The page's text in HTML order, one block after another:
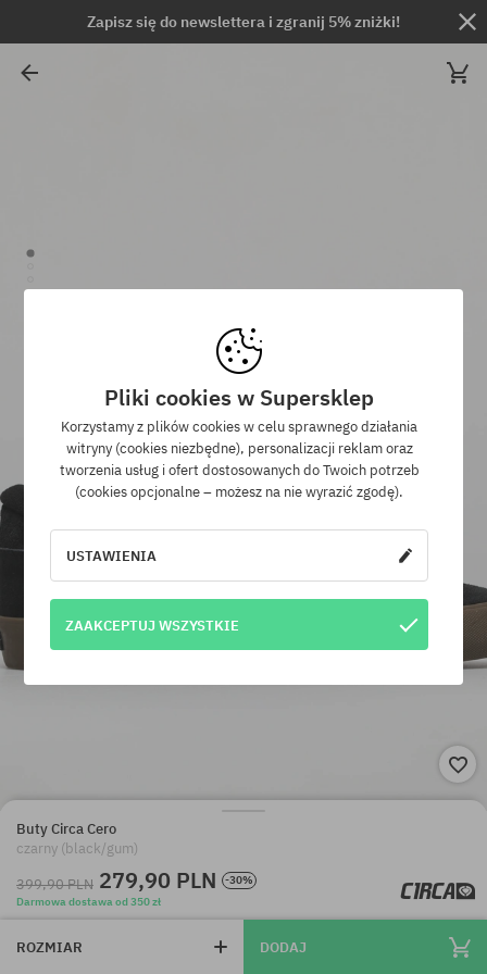
Zapisz się do newslettera i zgranij 5% zniżki!
Buty Circa Cero
czarny (black/gum)
399,90 PLN 279,90 PLN
-30%
Darmowa dostawa od 350 zł
ROZMIAR DODAJ
Pliki cookies w Supersklep
Korzystamy z plików cookies w celu sprawnego działania
witryny (cookies niezbędne), personalizacji reklam oraz
tworzenia usług i ofert dostosowanych do Twoich potrzeb
(cookies opcjonalne – możesz na nie wyrazić zgodę).
USTAWIENIA
ZAAKCEPTUJ WSZYSTKIE